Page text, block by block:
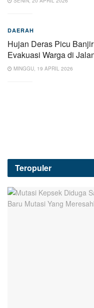
DAERAH
Hujan Deras Picu
Evakuasi Warga di
MINGGU, 19 APRIL 2026
Teropuler